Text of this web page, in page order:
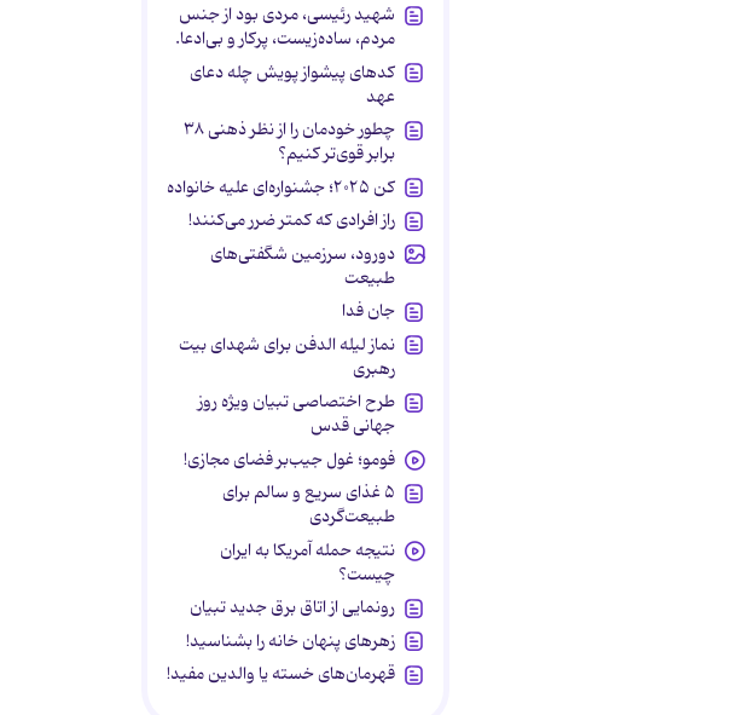
شهید رئیسی، مردی بود از جنس
مردم، ساده‌زیست، پرکار و بی‌ادعا.
کدهای پیشواز پویش چله دعای
عهد
چطور خودمان را از نظر ذهنی ۳۸
برابر قوی‌تر کنیم؟
کن ۲۰۲۵؛ جشنواره‌ای علیه خانواده
راز افرادی که کمتر ضرر می‌کنند!
دورود، سرزمین شگفتی‌های
طبیعت
جان فدا
نماز لیله الدفن برای شهدای بیت
رهبری
طرح اختصاصی تبیان ویژه روز
جهانی قدس
فومو؛ غول جیب‌بر فضای مجازی!
۵ غذای سریع و سالم برای
طبیعت‌گردی
نتیجه حمله آمریکا به ایران
چیست؟
رونمایی از اتاق برق جدید تبیان
زهرهای پنهان خانه را بشناسید!
قهرمان‌های خسته یا والدین مفید!